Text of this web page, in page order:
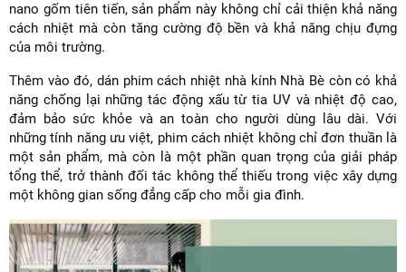
nano gốm tiên tiến, sản phẩm này không chỉ cải thiện khả năng
cách nhiệt mà còn tăng cường độ bền và khả năng chịu đựng
của môi trường.
Thêm vào đó, dán phim cách nhiệt nhà kính Nhà Bè còn có khả
năng chống lại những tác động xấu từ tia UV và nhiệt độ cao,
đảm bảo sức khỏe và an toàn cho người dùng lâu dài. Với
những tính năng ưu việt, phim cách nhiệt không chỉ đơn thuần là
một sản phẩm, mà còn là một phần quan trọng của giải pháp
tổng thể, trở thành đối tác không thể thiếu trong việc xây dựng
một không gian sống đẳng cấp cho mỗi gia đình.